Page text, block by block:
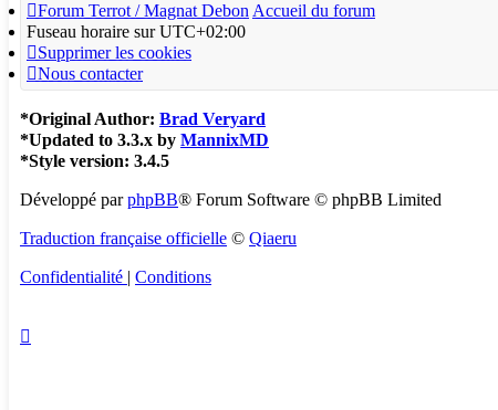
Forum Terrot / Magnat DebonAccueil du forum
Fuseau horaire surUTC+02:00
Supprimer les cookies
Nous contacter
*Original Author: Brad Veryard
*Updated to 3.3.x by MannixMD
*Style version: 3.4.5
Développé parphpBB® Forum Software © phpBB Limited
Traduction française officielle © Qiaeru
Confidentialité | Conditions